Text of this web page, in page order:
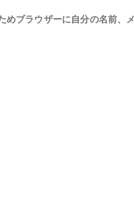
めブラウザーに自分の名前、